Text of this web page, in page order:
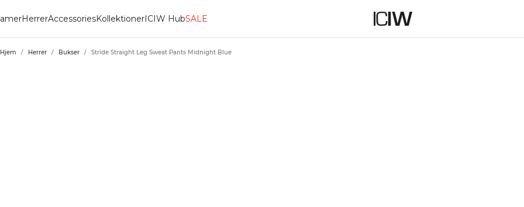
HerrerAccessoriesKollektionerICIW HubSALE
Hjem / Herrer / Bukser / Stride Straight Leg Sweat Pants Midnight Blue